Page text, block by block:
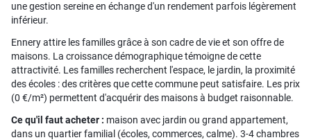
une gestion sereine en échange d'un rendement parfois légèrement
inférieur.
Ennery attire les familles grâce à son cadre de vie et son offre de
maisons. La croissance démographique témoigne de cette
attractivité. Les familles recherchent l'espace, le jardin, la proximité
des écoles : des critères que cette commune peut satisfaire. Les prix
(0 €/m²) permettent d'acquérir des maisons à budget raisonnable.
Ce qu'il faut acheter : maison avec jardin ou grand appartement,
dans un quartier familial (écoles, commerces, calme). 3-4 chambres